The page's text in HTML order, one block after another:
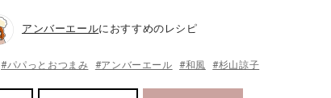
アンバーエールにおすすめのレシピ
#パパっとおつまみ #アンバーエール #和風 #杉山諒子